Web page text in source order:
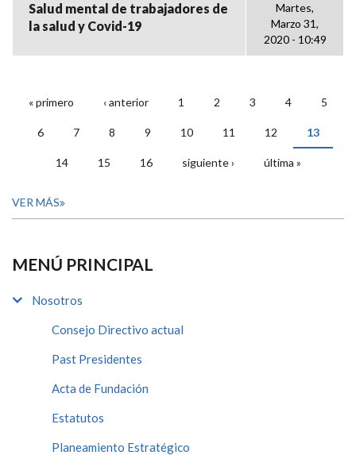
Salud mental de trabajadores de
la salud y Covid-19
Martes,
Marzo 31,
2020 - 10:49
PÁGINAS
« primero ‹ anterior 1 2 3 4 5
6 7 8 9 10 11 12 13
14 15 16 siguiente › última »
VER MÁS
MENÚ PRINCIPAL
Nosotros
Consejo Directivo actual
Past Presidentes
Acta de Fundación
Estatutos
Planeamiento Estratégico